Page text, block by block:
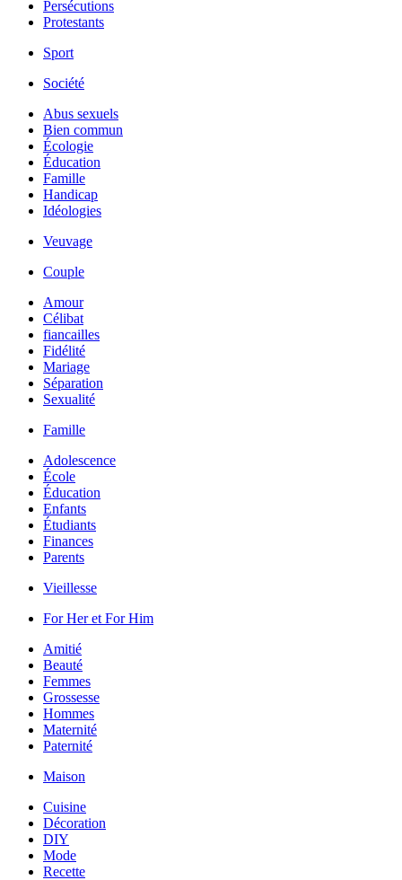
Persécutions
Protestants
Sport
Société
Abus sexuels
Bien commun
Écologie
Éducation
Famille
Handicap
Idéologies
Veuvage
Couple
Amour
Célibat
fiancailles
Fidélité
Mariage
Séparation
Sexualité
Famille
Adolescence
École
Éducation
Enfants
Étudiants
Finances
Parents
Vieillesse
For Her et For Him
Amitié
Beauté
Femmes
Grossesse
Hommes
Maternité
Paternité
Maison
Cuisine
Décoration
DIY
Mode
Recette